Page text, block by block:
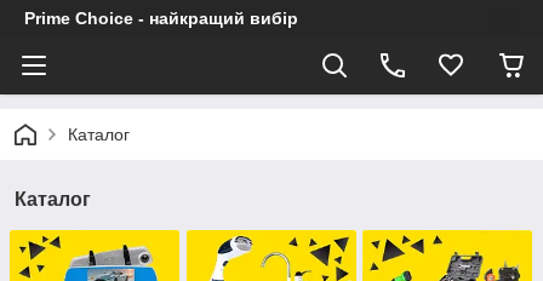
Prime Choice - найкращий вибір
Каталог
Каталог